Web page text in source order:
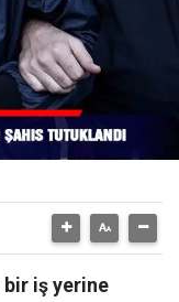
bir iş yerine